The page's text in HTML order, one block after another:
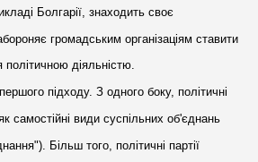
Болгарії, знаходить своє
громадським організаціям ставити
політичною діяльністю.
підходу. З одного боку, політичні
самостійні види суспільних об'єднань
Більш того, політичні партії